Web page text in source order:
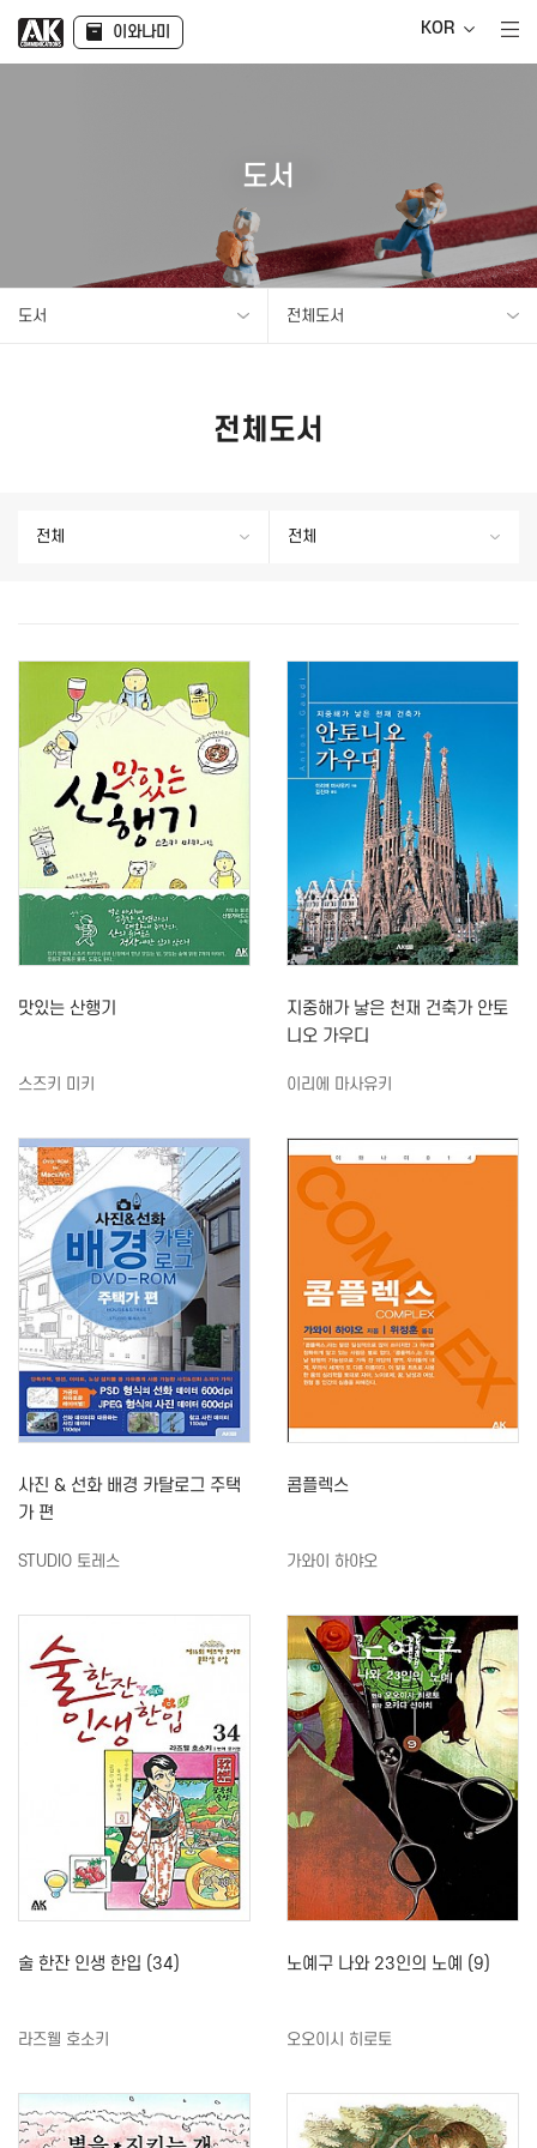
이와나미 KOR
도서
도서 전체도서
전체도서
전체 전체
맛있는 산행기
스즈키 미키
지중해가 낳은 천재 건축가 안토
니오 가우디
이리에 마사유키
사진 & 선화 배경 카탈로그 주택
가 편
STUDIO 토레스
콤플렉스
가와이 하야오
술 한잔 인생 한입 (34)
라즈웰 호소키
노예구 나와 23인의 노예 (9)
오오이시 히로토